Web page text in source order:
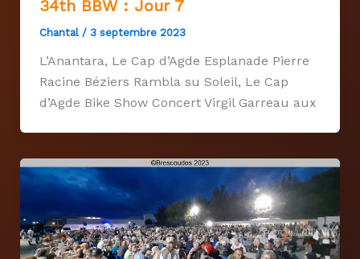
34th BBW : Jour 7
Chantal / 3 septembre 2023
L’Anantara, Le Cap d’Agde Esplanade Pierre
Racine Béziers Rambla su Soleil, Le Cap
d’Agde Bike Show Concert Virgil Garreau aux